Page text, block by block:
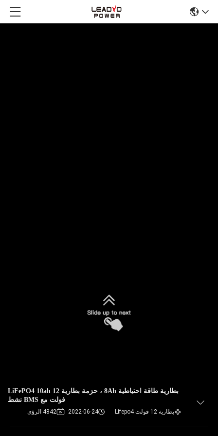
بطارية طاقة احتياطية 8Ah ، حزمة بطارية LiFePO4 10ah 12
فولت مع BMS نشط
بطارية 12 فولت Lifepo4 2022-06-24 4842 الرؤى